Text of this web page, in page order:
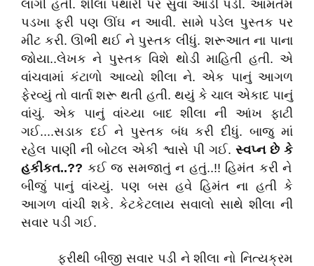
લાગી હતી. શીલા પથારી પર સુવા આડી પડી. આમતેમ
પડખા ફરી પણ ઊંઘ ન આવી. સામે પડેલ પુસ્તક પર
મીટ કરી. ઊભી થઈ ને પુસ્તક લીધું. શરૂઆત ના પાના
જોયા..લેખક ને પુસ્તક વિશે થોડી માહિતી હતી. એ
વાંચવામાં કંટાળો આવ્યો શીલા ને. એક પાનું આગળ
ફેરવ્યું તો વાર્તા શરૂ થતી હતી. થયું કે ચાલ એકાદ પાનું
વાંચું. એક પાનું વાંચ્યા બાદ શીલા ની આંખ ફાટી
ગઈ....સડાક દઈ ને પુસ્તક બંધ કરી દીધું. બાજુ માં
રહેલ પાણી ની બોટલ એકી શ્વાસે પી ગઈ. સ્વપ્નછેકે
હકીકત..?? કઈ જ સમજાતું ન હતું..!! હિમંત કરી ને
બીજું પાનું વાંચ્યું. પણ બસ હવે હિમંત ના હતી કે
આગળ વાંચી શકે. કેટકેટલાય સવાલો સાથે શીલા ની
સવાર પડી ગઈ.
ફરીથી બીજી સવાર પડી ને શીલા નો નિત્યક્રમ